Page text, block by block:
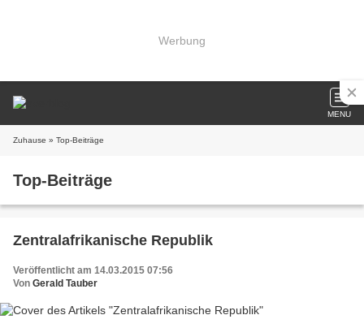
Werbung
MENU
Zuhause » Top-Beiträge
Top-Beiträge
Zentralafrikanische Republik
Veröffentlicht am 14.03.2015 07:56
Von Gerald Tauber